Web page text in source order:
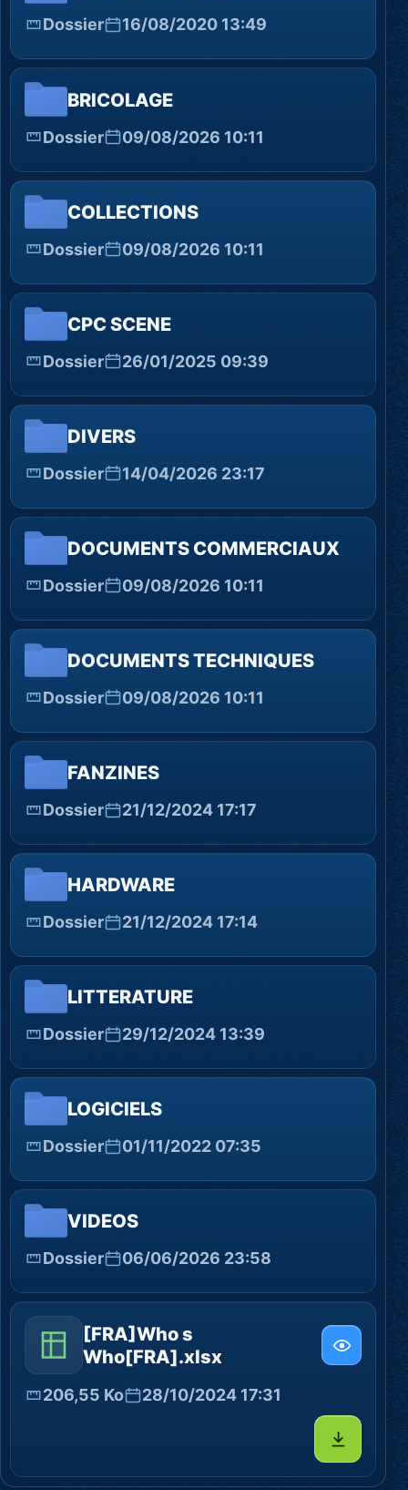
Dossier 16/08/2020 13:49
BRICOLAGE
Dossier 09/08/2026 10:11
COLLECTIONS
Dossier 09/08/2026 10:11
CPC SCENE
Dossier 26/01/2025 09:39
DIVERS
Dossier 14/04/2026 23:17
DOCUMENTS COMMERCIAUX
Dossier 09/08/2026 10:11
DOCUMENTS TECHNIQUES
Dossier 09/08/2026 10:11
FANZINES
Dossier 21/12/2024 17:17
HARDWARE
Dossier 21/12/2024 17:14
LITTERATURE
Dossier 29/12/2024 13:39
LOGICIELS
Dossier 01/11/2022 07:35
VIDEOS
Dossier 06/06/2026 23:58
[FRA]Who s
Who[FRA].xlsx
206,55 Ko 28/10/2024 17:31